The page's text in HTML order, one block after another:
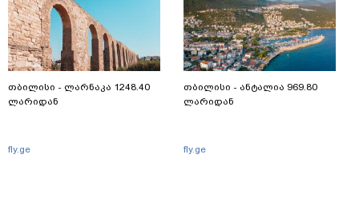
თბილისი - ლარნაკა 1248.40
ლარიდან
fly.ge
თბილისი - ანტალია 969.80
ლარიდან
fly.ge